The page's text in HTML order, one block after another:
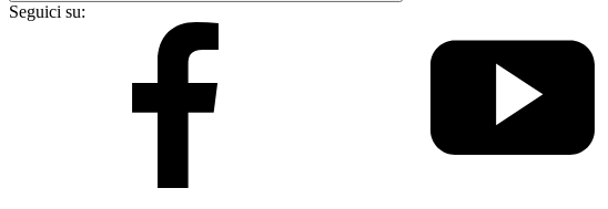
Seguici su: